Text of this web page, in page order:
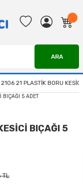
ARA
21 PLASTİK BORU
BIÇAĞI 5
TL